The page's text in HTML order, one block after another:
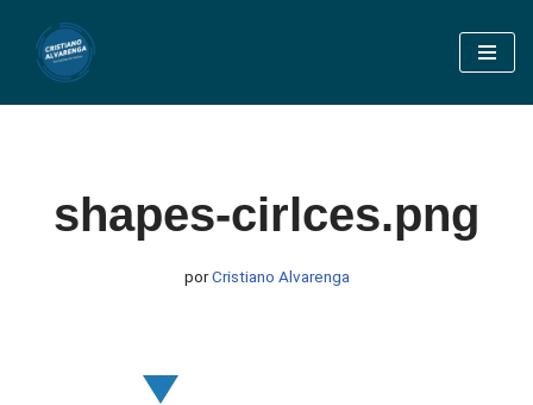
Pular
shapes-cirlces.png
porCristiano Alvarenga